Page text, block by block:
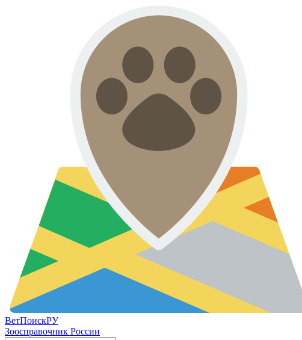
ВетПоискРУ
Зоосправочник России